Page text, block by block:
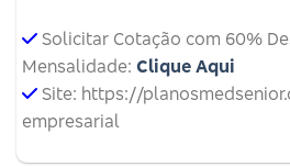
Solicitar Cotação com 60%
Mensalidade: Clique Aqui
Site: https://
empresarial